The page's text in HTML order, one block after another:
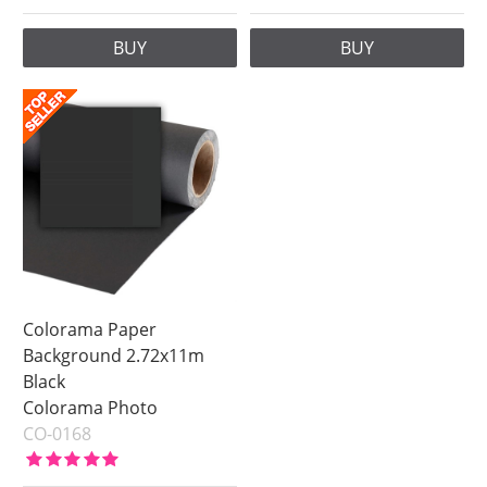
BUY BUY
Colorama Paper
Background 2.72x11m
Black
Colorama Photo
CO-0168